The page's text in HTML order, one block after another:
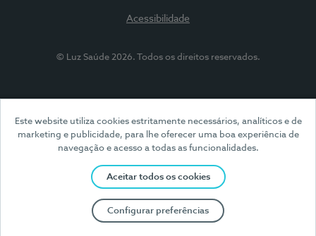
Este website utiliza cookies estritamente necessários, analíticos e de
marketing e publicidade, para lhe oferecer uma boa experiência de
navegação e acesso a todas as funcionalidades.
Aceitar todos os cookies
Configurar preferências
Acessibilidade
© Luz Saúde 2026. Todos os direitos reservados.